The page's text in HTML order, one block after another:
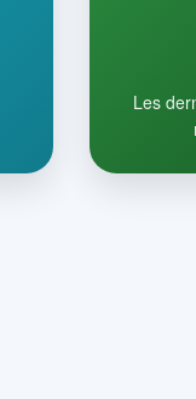
Les